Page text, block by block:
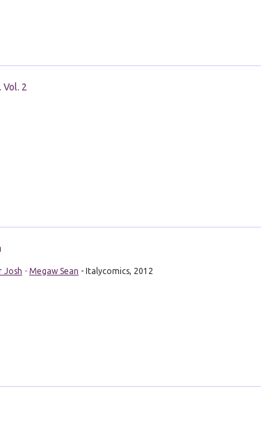
Vol. 2
Josh - Megaw Sean - Italycomics, 2012